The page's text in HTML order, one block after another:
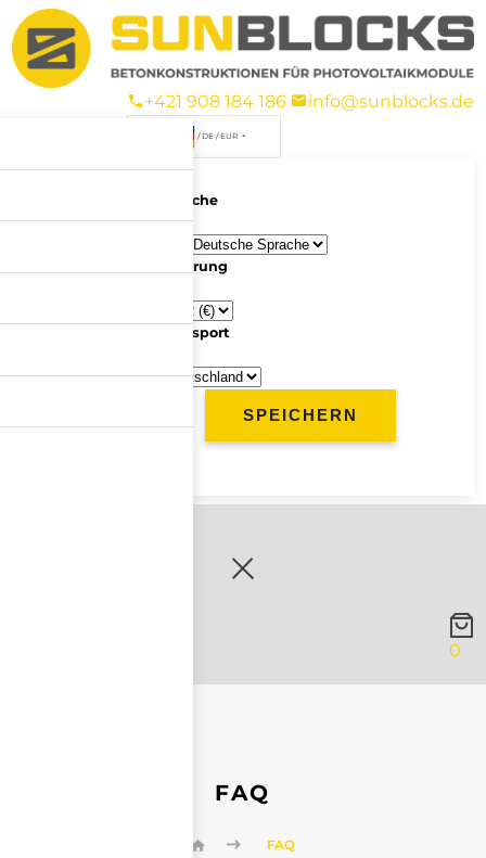
+421 908 184 186 info@sunblocks.de
/ DE / EUR
Sprache
Währung
Transport
0
FAQ
FAQ